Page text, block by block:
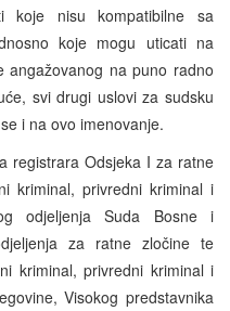
koje nisu kompatibilne sa
koje mogu uticati na
angažovanog na puno radno
svi drugi uslovi za sudsku
i na ovo imenovanje.
Odsjeka I za ratne
kriminal, privredni kriminal i
odjeljenja Suda Bosne i
za ratne zločine te
kriminal, privredni kriminal i
Visokog predstavnika